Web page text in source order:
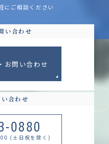
にご相談ください
い合わせ
お問い合わせ
合わせ
0880
(土日祝を除く)